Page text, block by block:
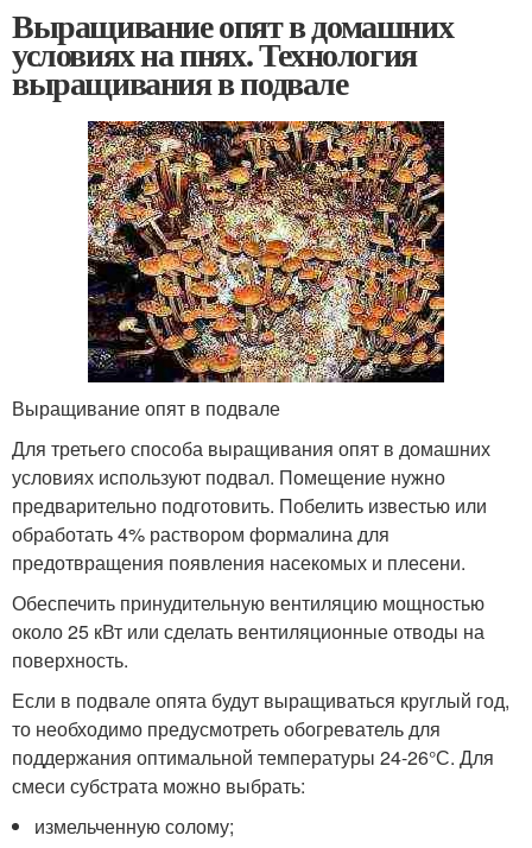
Выращивание опят в домашних
условиях на пнях. Технология
выращивания в подвале
Выращивание опят в подвале
Для третьего способа выращивания опят в домашних
условиях используют подвал. Помещение нужно
предварительно подготовить. Побелить известью или
обработать 4% раствором формалина для
предотвращения появления насекомых и плесени.
Обеспечить принудительную вентиляцию мощностью
около 25 кВт или сделать вентиляционные отводы на
поверхность.
Если в подвале опята будут выращиваться круглый год,
то необходимо предусмотреть обогреватель для
поддержания оптимальной температуры 24-26°С. Для
смеси субстрата можно выбрать:
измельченную солому;